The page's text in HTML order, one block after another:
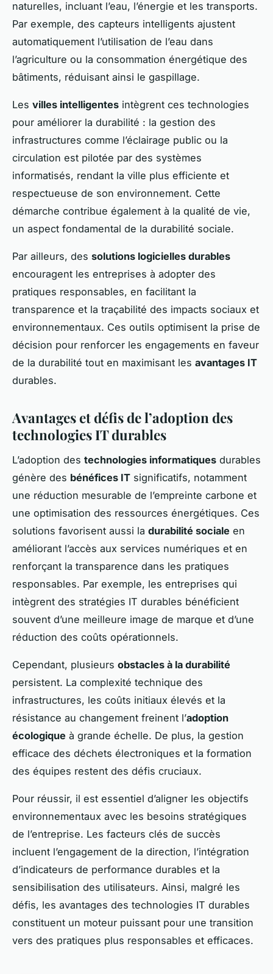
naturelles, incluant l’eau, l’énergie et les transports.
Par exemple, des capteurs intelligents ajustent
automatiquement l’utilisation de l’eau dans
l’agriculture ou la consommation énergétique des
bâtiments, réduisant ainsi le gaspillage.
Les villes intelligentes intègrent ces technologies
pour améliorer la durabilité : la gestion des
infrastructures comme l’éclairage public ou la
circulation est pilotée par des systèmes
informatisés, rendant la ville plus efficiente et
respectueuse de son environnement. Cette
démarche contribue également à la qualité de vie,
un aspect fondamental de la durabilité sociale.
Par ailleurs, des solutions logicielles durables
encouragent les entreprises à adopter des
pratiques responsables, en facilitant la
transparence et la traçabilité des impacts sociaux et
environnementaux. Ces outils optimisent la prise de
décision pour renforcer les engagements en faveur
de la durabilité tout en maximisant les avantages IT
durables.
Avantages et défis de l’adoption des
technologies IT durables
L’adoption des technologies informatiques durables
génère des bénéfices IT significatifs, notamment
une réduction mesurable de l’empreinte carbone et
une optimisation des ressources énergétiques. Ces
solutions favorisent aussi la durabilité sociale en
améliorant l’accès aux services numériques et en
renforçant la transparence dans les pratiques
responsables. Par exemple, les entreprises qui
intègrent des stratégies IT durables bénéficient
souvent d’une meilleure image de marque et d’une
réduction des coûts opérationnels.
Cependant, plusieurs obstacles à la durabilité
persistent. La complexité technique des
infrastructures, les coûts initiaux élevés et la
résistance au changement freinent l’adoption
écologique à grande échelle. De plus, la gestion
efficace des déchets électroniques et la formation
des équipes restent des défis cruciaux.
Pour réussir, il est essentiel d’aligner les objectifs
environnementaux avec les besoins stratégiques
de l’entreprise. Les facteurs clés de succès
incluent l’engagement de la direction, l’intégration
d’indicateurs de performance durables et la
sensibilisation des utilisateurs. Ainsi, malgré les
défis, les avantages des technologies IT durables
constituent un moteur puissant pour une transition
vers des pratiques plus responsables et efficaces.